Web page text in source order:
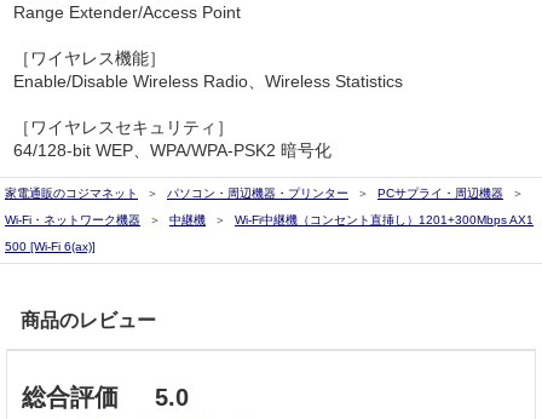
Range Extender/Access Point
［ワイヤレス機能］
Enable/Disable Wireless Radio、Wireless Statistics
［ワイヤレスセキュリティ］
64/128-bit WEP、WPA/WPA-PSK2 暗号化
家電通販のコジマネット パソコン・周辺機器・プリンター
PCサプライ・周辺機器
Wi-Fi・ネットワーク機器
中継機
Wi-Fi中継機（コンセント直挿し）1201+300Mbps AX1
500 [Wi-Fi 6(ax)]
商品のレビュー
総合評価 5.0